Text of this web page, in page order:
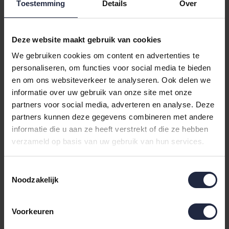
Toestemming Details Over
Deze website maakt gebruik van cookies
We gebruiken cookies om content en advertenties te
personaliseren, om functies voor social media te bieden
en om ons websiteverkeer te analyseren. Ook delen we
informatie over uw gebruik van onze site met onze
partners voor social media, adverteren en analyse. Deze
partners kunnen deze gegevens combineren met andere
informatie die u aan ze heeft verstrekt of die ze hebben
verzameld op basis van uw gebruik van hun services.
Noodzakelijk
Voorkeuren
Dommelin Hoeslaken
57,00
Schlafgut Soft Contact
180x200 - 200x200 744